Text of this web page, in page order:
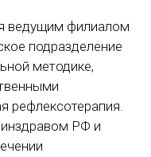
ведущим филиалом
подразделение
методике,
рефлексотерапия.
РФ и